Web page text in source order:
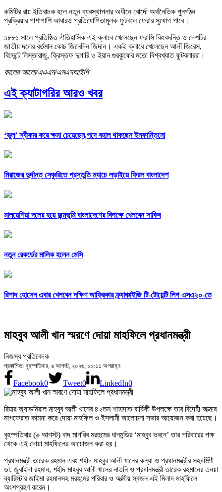
কমিটির রায় ইতিবাচক হলে নতুন ব্যবস্থাপনার অধীনে বোর্দো অর্থনৈতিক পুনর্গঠন
প্রক্রিয়ার পাশাপাশি আবারও প্রতিযোগিতামূলক ফুটবলে ফেরার সুযোগ পাবে।
১৮৮১ সালে প্রতিষ্ঠিত ঐতিহাসিক এই ক্লাবে খেলেছেন ফরাসি কিংবদন্তি ও দেশটির
জাতীয় দলের বর্তমান কোচ জিনেদিন জিদান। একই ক্লাবে খেলেছেন আলাঁ জিরেস,
বিসেন্টে লিস্তারাজু, ক্রিস্তফ দুগারি ও ইয়ান গুরকুফের মতো বিশ্বখ্যাত ফুটবলাররা।
কালের আলো/এএএন/এমএসআইপি
এই ক্যাটাগরির আরও খবর
‘ভুল’ স্বীকার করে ক্ষমা চেয়েছেন,পদে বহাল থাকছেন ইনফান্তিনো
মিরাজের দুর্দান্ত সেঞ্চুরিতে প্রস্তুতি ম্যাচে লড়াইয়ে ফিরল বাংলাদেশ
মালয়েশিয়া দলের হয়ে জন্মভূমি বাংলাদেশের বিপক্ষে খেলবেন সাকিব
নতুন রেকর্ডের মালিক হলেন মেসি
রিশাদ হোসেন এবার খেলবেন দক্ষিণ আফ্রিকার ফ্র্যাঞ্চাইজি টি-টোয়েন্টি লিগ এসএ২০-তে
মাহবুব আলী খান স্মরণে দোয়া মাহফিলে প্রধানমন্ত্রী
নিজস্ব প্রতিবেদক
প্রকাশিত: বৃহস্পতিবার, ৬ আগস্ট, ২০২৬, ১০:১১ অপরাহ্ণ
Facebook0 Tweet0 LinkedIn0
রিয়ার অ্যাডমিরাল মাহবুব আলী খানের ৪২তম শাহাদাত বার্ষিকী উপলক্ষে তার বিদেহী আত্মার
মাগফেরাত কামনা করে দোয়া মাহফিল ও ইসলামী আলোচনা সভার আয়োজন করা হয়েছে।
বৃহস্পতিবার (৬ আগস্ট) বাদ মাগরিব মরহুমের ধানমন্ডির ‘মাহবুব ভবনে’ তার পরিবারের পক্ষ
থেকে এই দোয়া মাহফিলের আয়োজন করা হয়।
প্রধানমন্ত্রী তারেক রহমান এবং শহীদ মাহবুব আলী খানের কন্যা ও প্রধানমন্ত্রীর সহধর্মিণী
ডা. জুবাইদা রহমান, শহীদ মাহবুব আলী খানের নাতনি ও প্রধানমন্ত্রী তারেক রহমানের তনয়া
ব্যারিস্টার জাইমা রহমানসহ মরহুমের পরিবার ও আত্মীয় স্বজন এই মিলাদ মাহফিলে
অংশগ্রহণ করেন।